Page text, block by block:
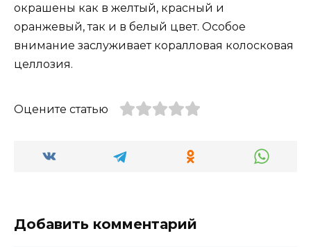
окрашены как в желтый, красный и
оранжевый, так и в белый цвет. Особое
внимание заслуживает коралловая колосковая
целлозия.
Оцените статью
Добавить комментарий